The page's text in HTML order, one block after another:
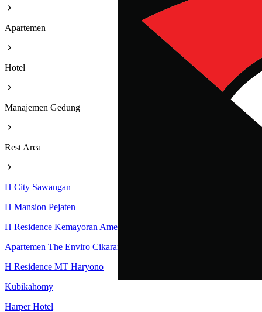
Apartemen
Hotel
Manajemen Gedung
Rest Area
H City Sawangan
H Mansion Pejaten
H Residence Kemayoran Amethyst Tower
Apartemen The Enviro Cikarang
H Residence MT Haryono
Kubikahomy
Harper Hotel